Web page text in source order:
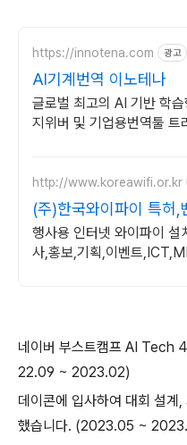
https://innotena.com 광고
AI기계번역 이노테나
글로벌 최고의 AI 기반 학습
지위버 및 기업용번역툴 트
http://www.koreawifi.or.kr
(주)한국와이파이 특허,
가능
행사용 인터넷 와이파이 설
사,홍보,기획,이벤트
네이버 부스트캠프 AI Tech
22.09 ~ 2023.02)
데이콘에 입사하여 대회 설계
했습니다. (2023.05 ~